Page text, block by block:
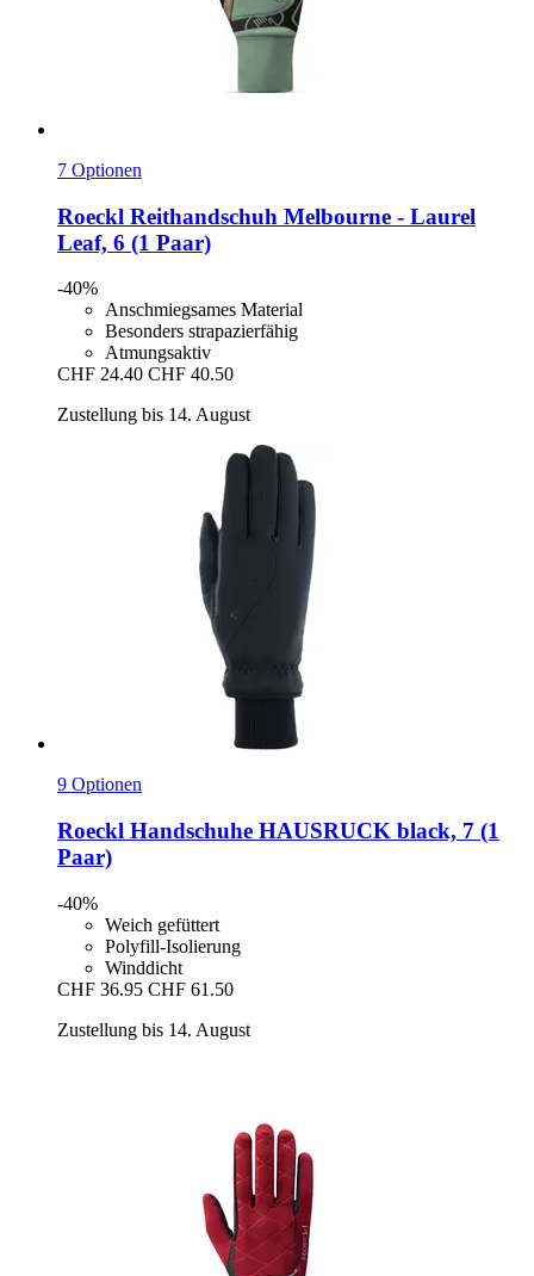
7 Optionen
Roeckl Reithandschuh Melbourne -​ Laurel
Leaf, 6 (1 Paar)
-40%
Anschmiegsames Material
Besonders strapazierfähig
Atmungsaktiv
CHF 24.40 CHF 40.50
Zustellung bis 14. August
9 Optionen
Roeckl Handschuhe HAUSRUCK black, 7 (1
Paar)
-40%
Weich gefüttert
Polyfill-Isolierung
Winddicht
CHF 36.95 CHF 61.50
Zustellung bis 14. August